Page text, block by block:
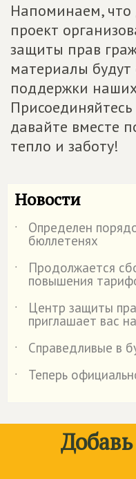
Напоминаем,
проект
защиты прав
материалы
поддержки
давайте вместе
тепло и заботу!
Новости
˙ Определен
бюллетенях
˙
Продолжается
повышения
˙
Центр защиты
приглашает вас
˙
Справедливые в
˙
Теперь